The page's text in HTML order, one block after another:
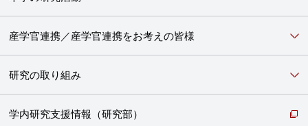
産学官連携／産学官連携をお考えの皆様
研究の取り組み
学内研究支援情報（研究部）